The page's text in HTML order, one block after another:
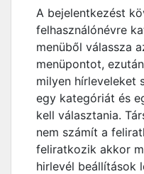
A bejelentkezést
felhasználónévre
menüből válassza
menüpontot,
milyen hírleveleket
egy kategóriát és
kell választania.
nem számít a
feliratkozik akkor
hirlevél beállítások